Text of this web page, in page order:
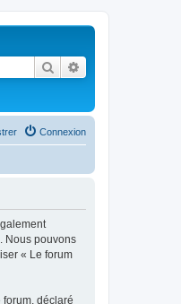
Rechercher
Connexion
Nous pouvons
« Le forum
déclaré